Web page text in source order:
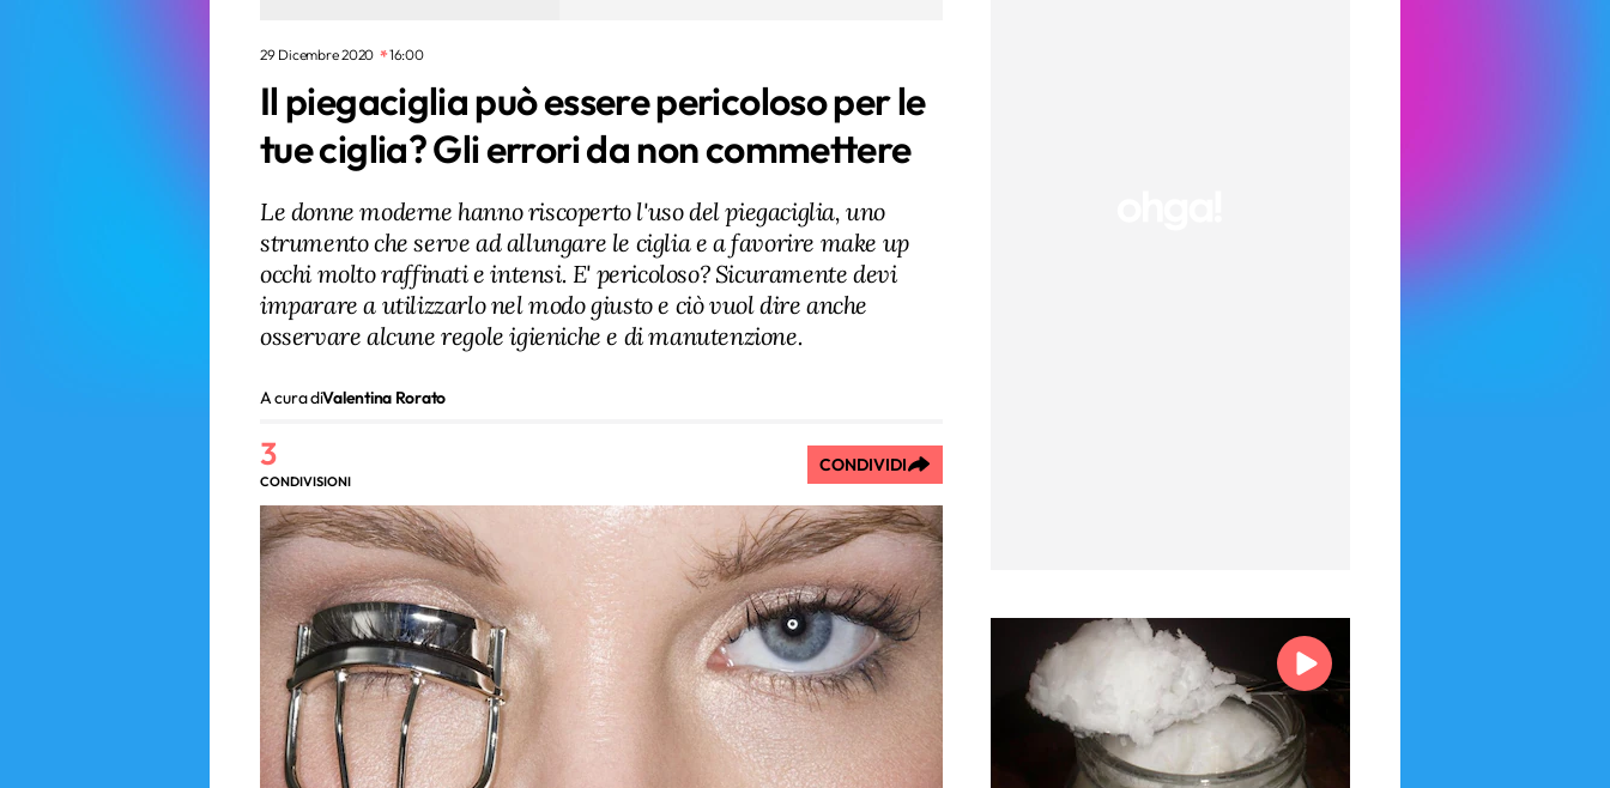
29 Dicembre 2020 16:00
Il piegaciglia può essere pericoloso per le
tue ciglia? Gli errori da non commettere
Le donne moderne hanno riscoperto l'uso del piegaciglia, uno
strumento che serve ad allungare le ciglia e a favorire make up
occhi molto raffinati e intensi. E' pericoloso? Sicuramente devi
imparare a utilizzarlo nel modo giusto e ciò vuol dire anche
osservare alcune regole igieniche e di manutenzione.
A cura diValentina Rorato
3
CONDIVISIONI
CONDIVIDI